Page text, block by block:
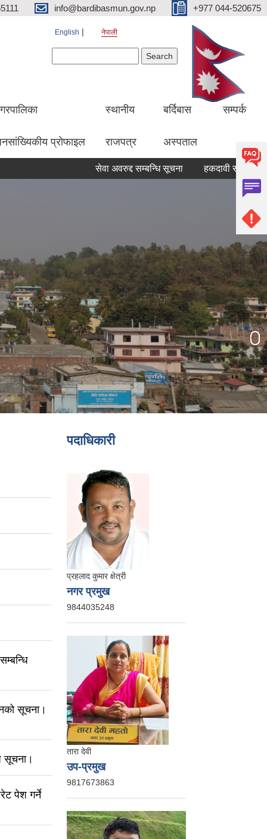
info@bardibasmun.gov.np +977 044-520675
English नेपाली
प्रोफाइल
स्थानीय
राजपत्र
बर्दिबास
अस्पताल
सम्पर्क
सेवा अवरुद्द सम्बन्धि सूचना हकदावी सम्बन्धि ३५ दिने
सूचना।
सूचना।
पेश गर्ने
पदाधिकारी
प्रहलाद कुमार क्षेत्री
नगर प्रमुख
9844035248
तारा देवी
उप-प्रमुख
9817673863